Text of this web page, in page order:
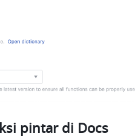
pintar di Docs